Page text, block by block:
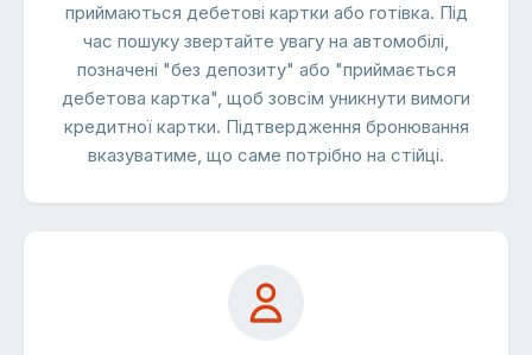
приймаються дебетові картки або готівка. Під
час пошуку звертайте увагу на автомобілі,
позначені "без депозиту" або "приймається
дебетова картка", щоб зовсім уникнути вимоги
кредитної картки. Підтвердження бронювання
вказуватиме, що саме потрібно на стійці.